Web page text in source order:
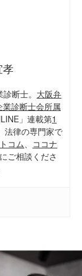
断士。 大阪弁
業診断士会所属
」連載第1
法律の専門家で
コム、 ココナ
ご相談くださ